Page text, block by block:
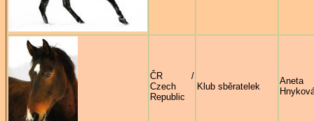
ČR /
Czech
Republic
Klub sběratelek
Aneta